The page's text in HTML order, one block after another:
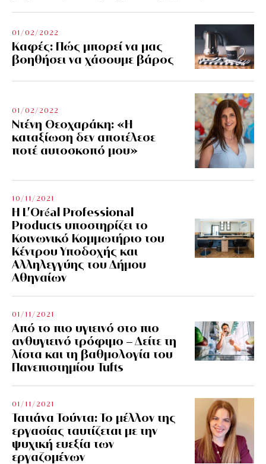
01/02/2022
Kαφές: Πώς μπορεί να μας
βοηθήσει να χάσουμε βάρος
01/02/2022
Ντένη Θεοχαράκη: «Η
καταξίωση δεν αποτέλεσε
ποτέ αυτοσκοπό μου»
10/11/2021
Η L’Οréal Professional
Products υποστηρίζει το
Κοινωνικό Κομμωτήριο του
Κέντρου Υποδοχής και
Αλληλεγγύης του Δήμου
Αθηναίων
01/11/2021
Από το πιο υγιεινό στο πιο
ανθυγιεινό τρόφιμο – Δείτε τη
λίστα και τη βαθμολογία του
Πανεπιστημίου Tufts
01/11/2021
Τατιάνα Τούντα: Το μέλλον της
εργασίας ταυτίζεται με την
ψυχική ευεξία των
εργαζομένων